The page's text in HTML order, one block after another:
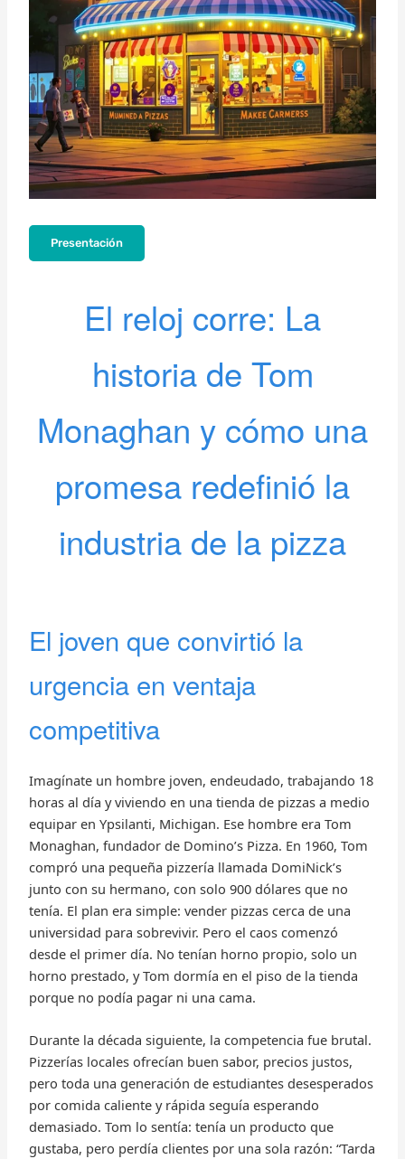
Presentación
El reloj corre: La
historia de Tom
Monaghan y cómo una
promesa redefinió la
industria de la pizza
El joven que convirtió la
urgencia en ventaja
competitiva
Imagínate un hombre joven, endeudado, trabajando 18
horas al día y viviendo en una tienda de pizzas a medio
equipar en Ypsilanti, Michigan. Ese hombre era Tom
Monaghan, fundador de Domino’s Pizza. En 1960, Tom
compró una pequeña pizzería llamada DomiNick’s
junto con su hermano, con solo 900 dólares que no
tenía. El plan era simple: vender pizzas cerca de una
universidad para sobrevivir. Pero el caos comenzó
desde el primer día. No tenían horno propio, solo un
horno prestado, y Tom dormía en el piso de la tienda
porque no podía pagar ni una cama.
Durante la década siguiente, la competencia fue brutal.
Pizzerías locales ofrecían buen sabor, precios justos,
pero toda una generación de estudiantes desesperados
por comida caliente y rápida seguía esperando
demasiado. Tom lo sentía: tenía un producto que
gustaba, pero perdía clientes por una sola razón: “Tarda